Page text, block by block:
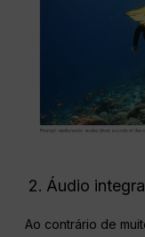
Áudio
Ao contrário de